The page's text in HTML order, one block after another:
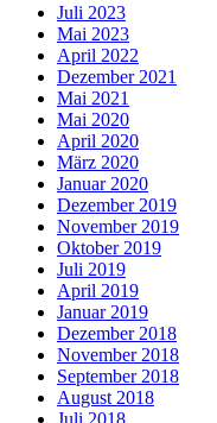
Juli 2023
Mai 2023
April 2022
Dezember 2021
Mai 2021
Mai 2020
April 2020
März 2020
Januar 2020
Dezember 2019
November 2019
Oktober 2019
Juli 2019
April 2019
Januar 2019
Dezember 2018
November 2018
September 2018
August 2018
Juli 2018